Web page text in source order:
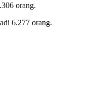
orang.
6.277 orang.